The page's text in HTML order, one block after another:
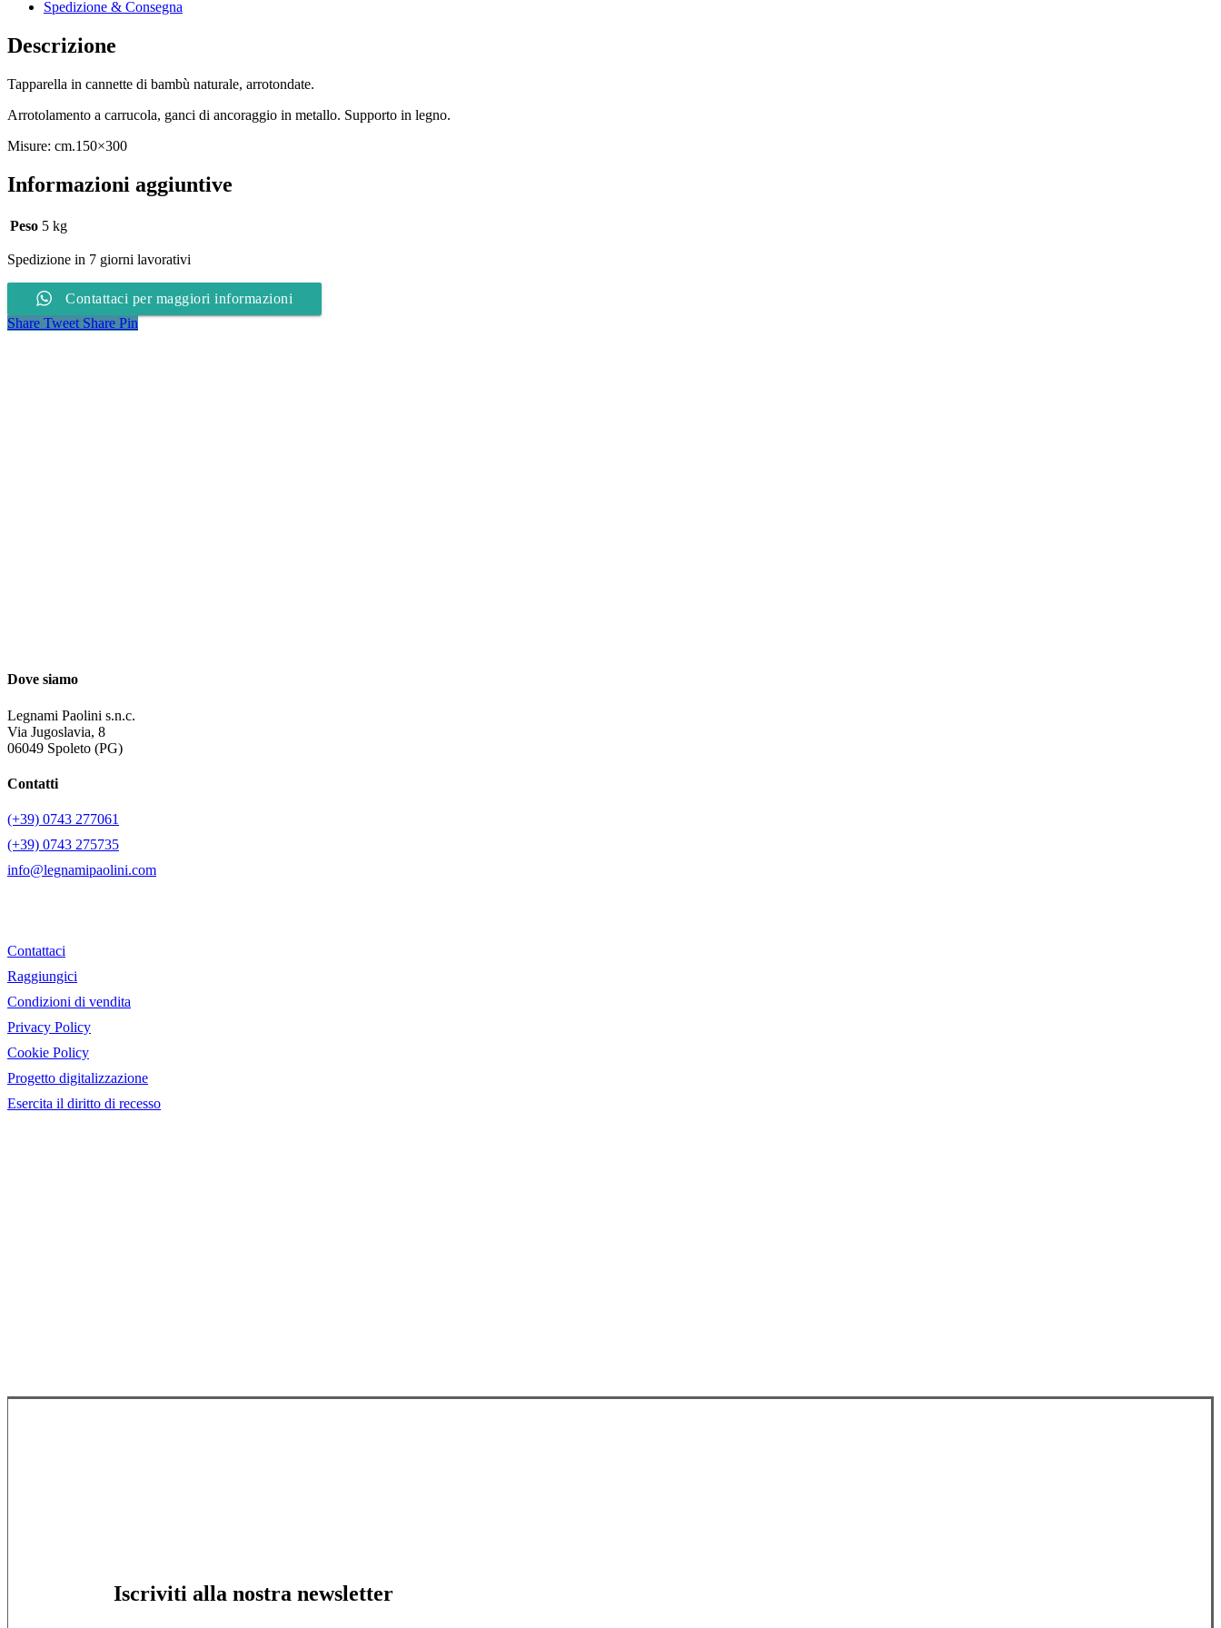
Spedizione & Consegna
Descrizione
Tapparella in cannette di bambù naturale, arrotondate.
Arrotolamento a carrucola, ganci di ancoraggio in metallo. Supporto in legno.
Misure: cm.150×300
Informazioni aggiuntive
Peso 5 kg
Spedizione in 7 giorni lavorativi
Contattaci per maggiori informazioni
Share Tweet Share Pin
Dove siamo
Legnami Paolini s.n.c.
Via Jugoslavia, 8
06049 Spoleto (PG)
Contatti
(+39) 0743 277061
(+39) 0743 275735
info@legnamipaolini.com
Contattaci
Raggiungici
Condizioni di vendita
Privacy Policy
Cookie Policy
Progetto digitalizzazione
Esercita il diritto di recesso
Iscriviti alla nostra newsletter